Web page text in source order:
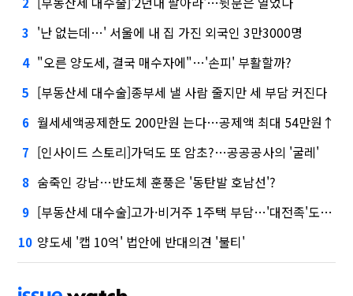
3 '난 없는데…' 서울에 내 집 가진 외국인 3만3000명
4 "오른 양도세, 결국 매수자에"…'손피' 부활할까?
5 [부동산세 대수술]종부세 낼 사람 줄지만 세 부담 커진다
6 월세세액공제한도 200만원 는다…공제액 최대 54만원↑
7 [인사이드 스토리]가덕도 또 암초?…공공공사의 '굴레'
8 숨죽인 강남…반도체 훈풍은 '동탄발 호남선'?
9 [부동산세 대수술]고가·비거주 1주택 부담…'대전족'도 불똥
10 양도세 '캡 10억' 법안에 반대의견 '불티'